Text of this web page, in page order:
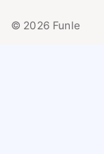
© 2026 Funle